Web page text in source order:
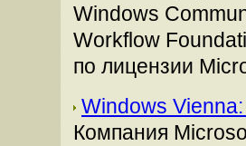
Windows
Workflow
по лицензии
Windows
Компания